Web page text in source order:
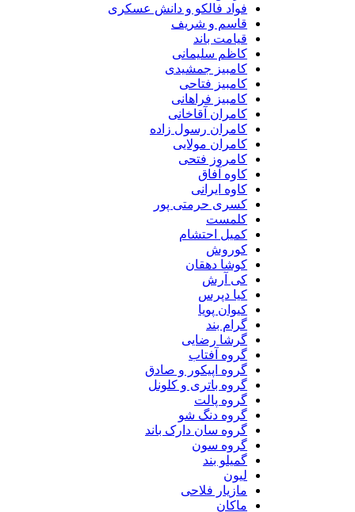
فواد فالکو و دانش عسکری
قاسم و شریف
قیامت باند
کاظم سلیمانی
کامبیز جمشیدی
کامبیز فتاحی
کامبیز فراهانی
کامران آقاخانی
کامران رسول زاده
کامران مولایی
کامروز فتحی
کاوه آفاق
کاوه ایرانی
کسری حرمتی پور
کلمست
کمیل احتشام
کوروش
کوشا دهقان
کی آرش
کیا دپرس
کیوان پویا
گرام بند
گرشا رضایی
گروه آفتاب
گروه اپیکور و صادق
گروه باتری و کلونل
گروه پالت
گروه دنگ شو
گروه سان دارک باند
گروه سون
گمیلو بند
مازیار فلاحی